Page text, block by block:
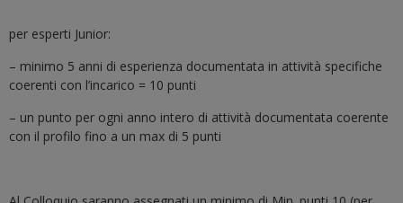
per esperti Junior:
– minimo 5 anni di esperienza documentata in attività specifiche
coerenti con l’incarico = 10 punti
– un punto per ogni anno intero di attività documentata coerente
con il profilo fino a un max di 5 punti